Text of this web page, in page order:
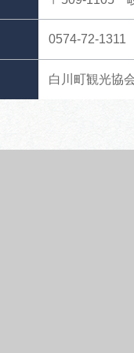
0574-72-1311
白川町観光協